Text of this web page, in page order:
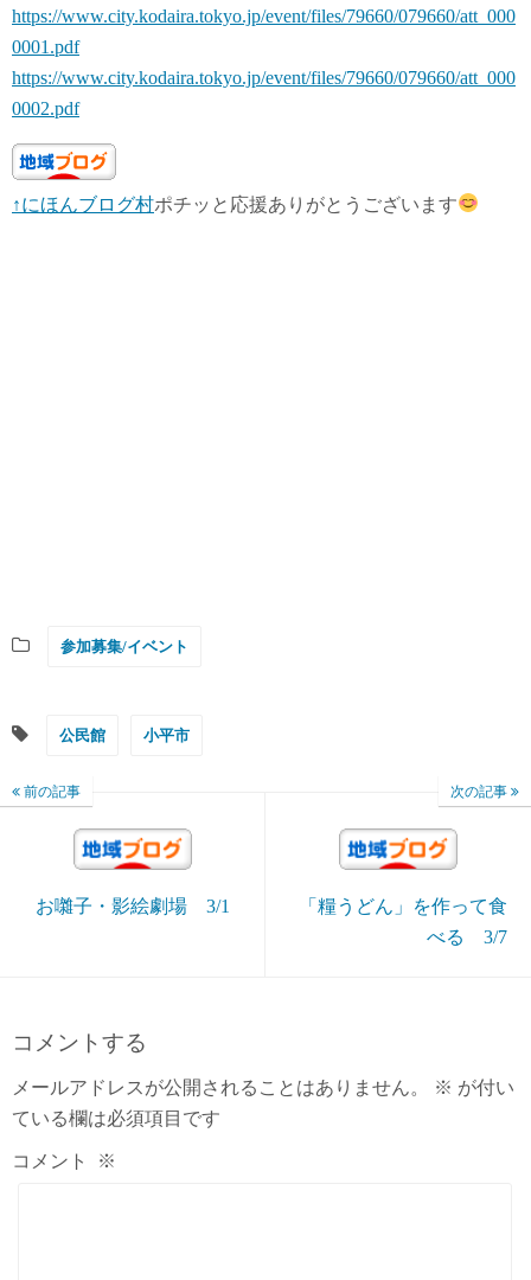
https://www.city.kodaira.tokyo.jp/event/files/79660/079660/att_000
0001.pdf
https://www.city.kodaira.tokyo.jp/event/files/79660/079660/att_000
0002.pdf
↑にほんブログ村ポチッと応援ありがとうございます
参加募集/イベント
公民館 小平市
前の記事
お囃子・影絵劇場 3/1
次の記事
「糧うどん」を作って食
べる 3/7
コメントする
メールアドレスが公開されることはありません。 ※ が付い
ている欄は必須項目です
コメント ※